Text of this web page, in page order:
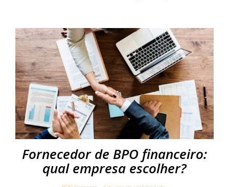
Fornecedor de BPO financeiro:
qual empresa escolher?